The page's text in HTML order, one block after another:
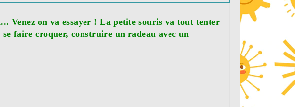
Venez on va essayer ! La petite souris va tout tenter
se faire croquer, construire un radeau avec un